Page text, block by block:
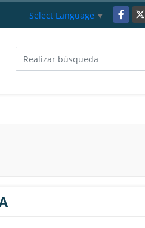
Select Language ▼ Facebook
X